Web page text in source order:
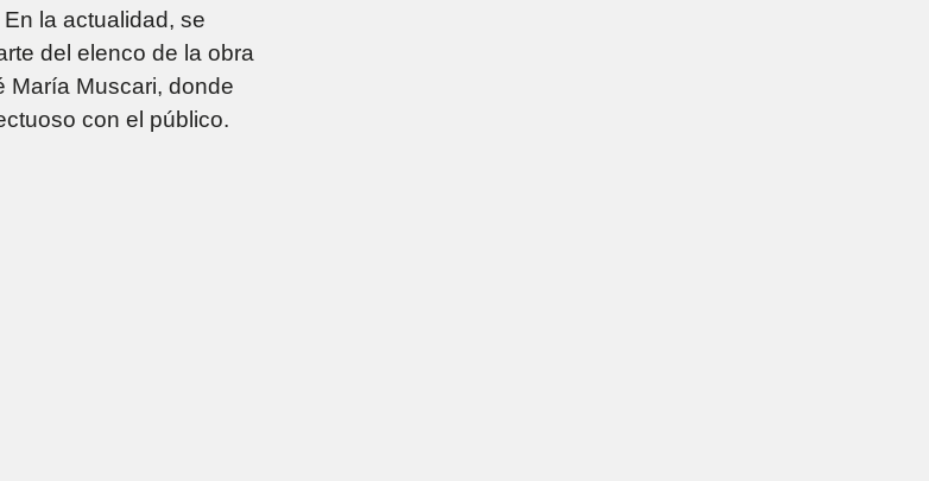
la actualidad, se
del elenco de la obra
María Muscari, donde
con el público.